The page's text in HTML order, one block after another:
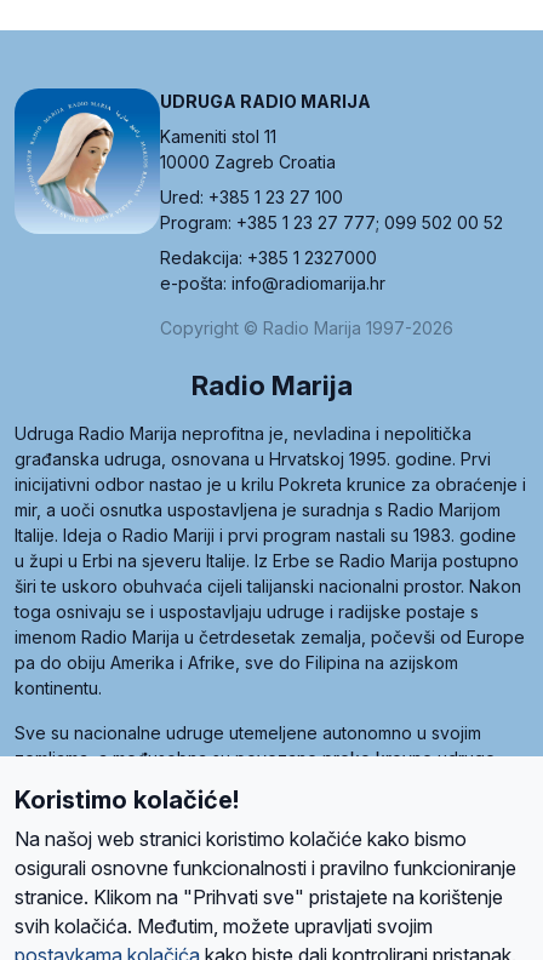
UDRUGA RADIO MARIJA
Kameniti stol 11
10000 Zagreb Croatia
Ured: +385 1 23 27 100
Program: +385 1 23 27 777; 099 502 00 52
Redakcija: +385 1 2327000
e-pošta: info@radiomarija.hr
Copyright © Radio Marija 1997-2026
Radio Marija
Udruga Radio Marija neprofitna je, nevladina i nepolitička
građanska udruga, osnovana u Hrvatskoj 1995. godine. Prvi
inicijativni odbor nastao je u krilu Pokreta krunice za obraćenje i
mir, a uoči osnutka uspostavljena je suradnja s Radio Marijom
Italije. Ideja o Radio Mariji i prvi program nastali su 1983. godine
u župi u Erbi na sjeveru Italije. Iz Erbe se Radio Marija postupno
širi te uskoro obuhvaća cijeli talijanski nacionalni prostor. Nakon
toga osnivaju se i uspostavljaju udruge i radijske postaje s
imenom Radio Marija u četrdesetak zemalja, počevši od Europe
pa do obiju Amerika i Afrike, sve do Filipina na azijskom
kontinentu.
Sve su nacionalne udruge utemeljene autonomno u svojim
zemljama, a međusobna su povezane preko krovne udruge
Radio Maria). Svjetsku obitelj utemeljilo je sedam članica, među
kojima je i hrvatska Udruga Radio Marija.
O namaRadio ProgramVolonteriPrijateljiKontaktPravila privatnosti
Koristimo kolačiće!
Na našoj web stranici koristimo kolačiće kako bismo
osigurali osnovne funkcionalnosti i pravilno funkcioniranje
stranice. Klikom na "Prihvati sve" pristajete na korištenje
svih kolačića. Međutim, možete upravljati svojim
postavkama kolačića kako biste dali kontrolirani pristanak.